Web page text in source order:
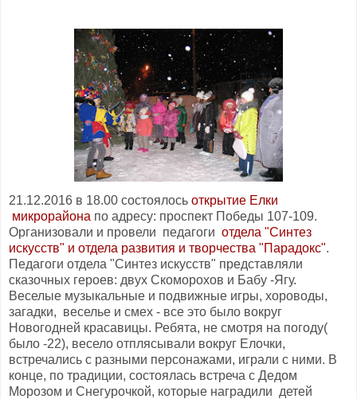
21.12.2016 в 18.00 состоялось открытие Елки
микрорайона по адресу: проспект Победы 107-109.
Организовали и провели педагоги отдела "Синтез
искусств" и отдела развития и творчества "Парадокс".
Педагоги отдела "Синтез искусств" представляли
сказочных героев: двух Скоморохов и Бабу -Ягу.
Веселые музыкальные и подвижные игры, хороводы,
загадки, веселье и смех - все это было вокруг
Новогодней красавицы. Ребята, не смотря на погоду(
было -22), весело отплясывали вокруг Елочки,
встречались с разными персонажами, играли с ними. В
конце, по традиции, состоялась встреча с Дедом
Морозом и Снегурочкой, которые наградили детей